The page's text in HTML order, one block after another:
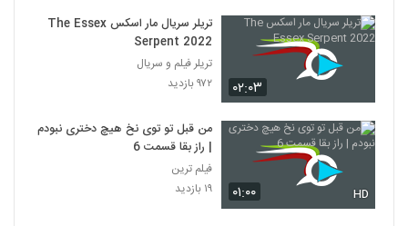
۰۲:۰۳
تریلر سریال مار اسکس The Essex
Serpent 2022
تریلر فیلم و سریال
۹۷۲ بازدید
۰۱:۰۰ HD
من قبل تو توی نخ هیچ دختری نبودم
| راز بقا قسمت 6
فیلم ترین
۱۹ بازدید